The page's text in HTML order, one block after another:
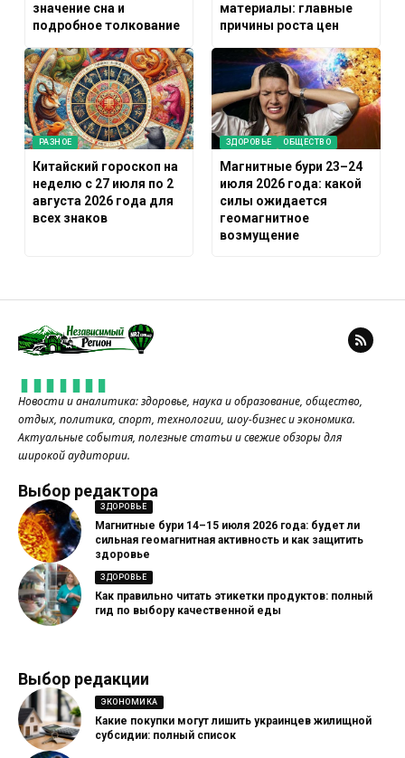
значение сна и
подробное толкование
материалы: главные
причины роста цен
РАЗНОЕ
Китайский гороскоп на
неделю с 27 июля по 2
августа 2026 года для
всех знаков
ЗДОРОВЬЕ ОБЩЕСТВО
Магнитные бури 23–24
июля 2026 года: какой
силы ожидается
геомагнитное
возмущение
Новости и аналитика: здоровье, наука и образование, общество,
отдых, политика, спорт, технологии, шоу-бизнес и экономика.
Актуальные события, полезные статьи и свежие обзоры для
широкой аудитории.
Выбор редактора
ЗДОРОВЬЕ
Магнитные бури 14–15 июля 2026 года: будет ли
сильная геомагнитная активность и как защитить
здоровье
ЗДОРОВЬЕ
Как правильно читать этикетки продуктов: полный
гид по выбору качественной еды
Выбор редакции
ЭКОНОМИКА
Какие покупки могут лишить украинцев жилищной
субсидии: полный список